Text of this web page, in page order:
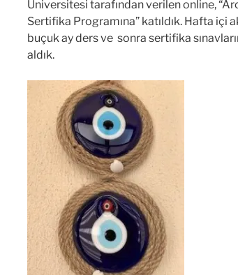
Üniversitesi tarafından verilen online,
Sertifika Programına” katıldık. Hafta içi
buçuk ay ders ve sonra sertifika
aldık.